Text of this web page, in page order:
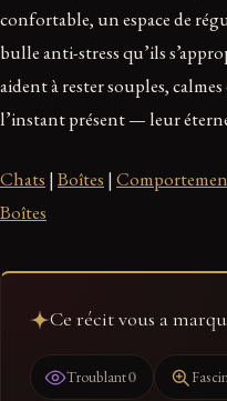
confortable, un espace de
bulle anti-stress qu’ils
aident à rester souples,
l’instant présent — leur
Chats | Boîtes |
Boîtes
Ce récit vous a
Troublant0